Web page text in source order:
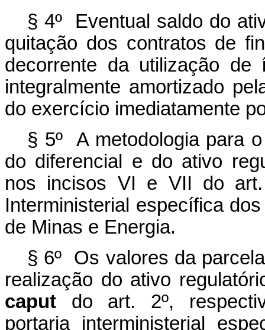
§ 4º Eventual saldo do
quitação dos contratos de
decorrente da utilização
integralmente amortizado
do exercício imediatamente
§ 5º A metodologia para
do diferencial e do ativo
nos incisos VI e VII do art.
Interministerial específica
de Minas e Energia.
§ 6º Os valores da
realização do ativo
caput do art. 2º,
portaria interministerial